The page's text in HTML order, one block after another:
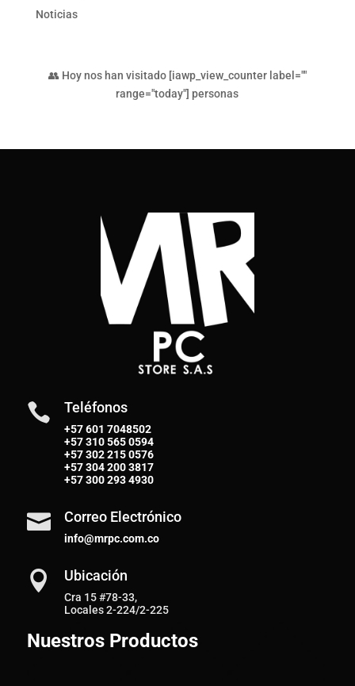
Noticias
👥 Hoy nos han visitado [iawp_view_counter label=""
range="today"] personas
 Teléfonos
+57 601 7048502
+57310 565 0594
+57302 215 0576
+57304 200 3817
+57300 293 4930
 Correo Electrónico
info@mrpc.com.co
 Ubicación
Cra 15 #78-33,
Locales 2-224/2-225
Nuestros Productos